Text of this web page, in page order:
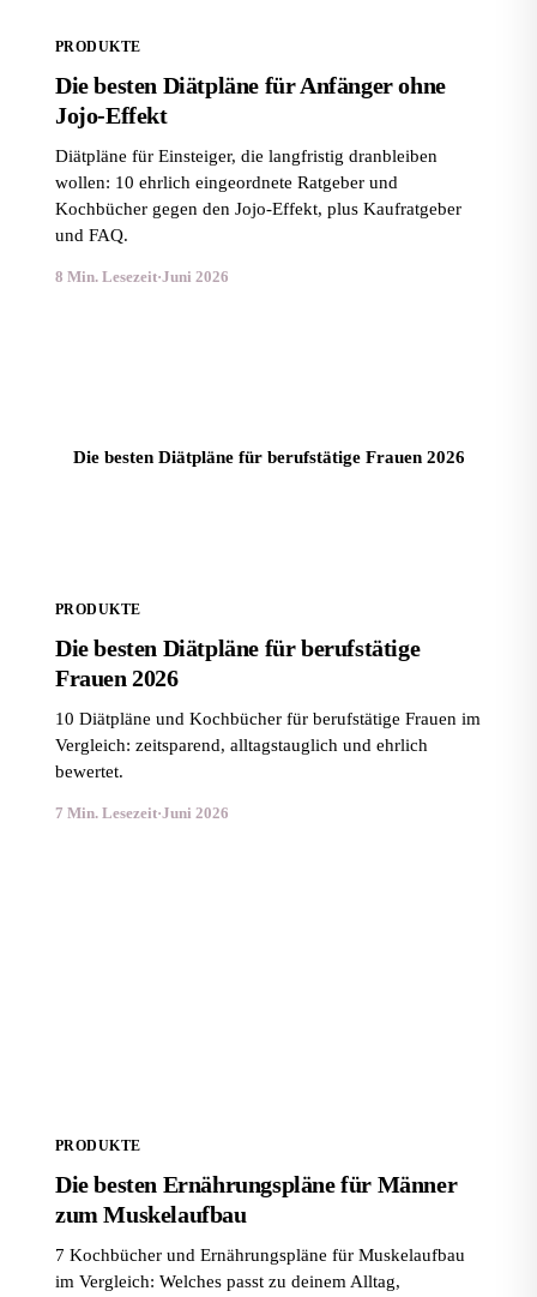
PRODUKTE
Die besten Diätpläne für Anfänger ohne
Jojo-Effekt
Diätpläne für Einsteiger, die langfristig dranbleiben
wollen: 10 ehrlich eingeordnete Ratgeber und
Kochbücher gegen den Jojo-Effekt, plus Kaufratgeber
und FAQ.
8 Min. Lesezeit·Juni 2026
Die besten Diätpläne für berufstätige Frauen 2026
PRODUKTE
Die besten Diätpläne für berufstätige
Frauen 2026
10 Diätpläne und Kochbücher für berufstätige Frauen im
Vergleich: zeitsparend, alltagstauglich und ehrlich
bewertet.
7 Min. Lesezeit·Juni 2026
PRODUKTE
Die besten Ernährungspläne für Männer
zum Muskelaufbau
7 Kochbücher und Ernährungspläne für Muskelaufbau
im Vergleich: Welches passt zu deinem Alltag,